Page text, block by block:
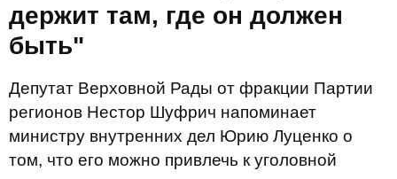
держит там, где он должен
быть"
Депутат Верховной Рады от фракции Партии
регионов Нестор Шуфрич напоминает
министру внутренних дел Юрию Луценко о
том, что его можно привлечь к уголовной